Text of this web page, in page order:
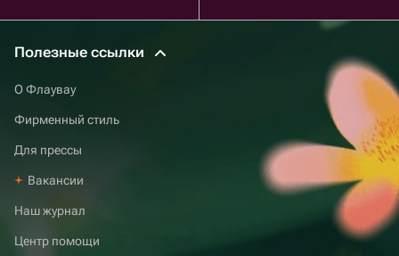
Полезные ссылки
О Флаувау
Фирменный стиль
Для прессы
Вакансии
Наш журнал
Центр помощи